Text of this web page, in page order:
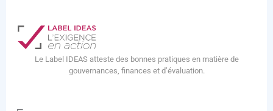
Le Label IDEAS atteste des bonnes pratiques en matière de
gouvernances, finances et d’évaluation.